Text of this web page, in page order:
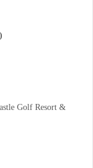
Golf Resort &